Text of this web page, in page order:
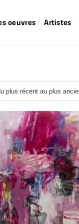
oeuvres Artistes